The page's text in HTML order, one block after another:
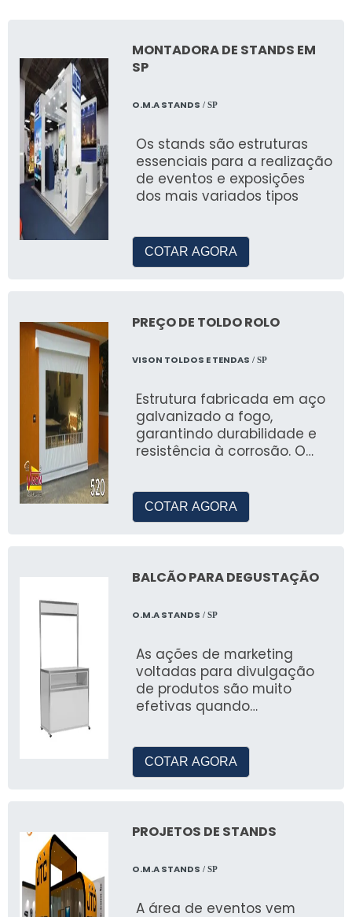
MONTADORA DE STANDS EM
SP
O.M.A STANDS / SP
Os stands são estruturas
essenciais para a realização
de eventos e exposições
dos mais variados tipos
COTAR AGORA
PREÇO DE TOLDO ROLO
VISON TOLDOS E TENDAS / SP
Estrutura fabricada em aço
galvanizado a fogo,
garantindo durabilidade e
resistência à corrosão. O
superior ao esmalte
sintético, proporcionando
pintura eletrostática.
Trabalhamos com lonas
nacionais e importadas, e
acionamento por manivela
selecionando os melhores
materiais disponíveis no
mercado para garantir a
excelência dos nossos
COTAR AGORA
BALCÃO PARA DEGUSTAÇÃO
O.M.A STANDS / SP
As ações de marketing
voltadas para divulgação
de produtos são muito
efetivas quando
o qual e
COTAR AGORA
PROJETOS DE STANDS
O.M.A STANDS / SP
A área de eventos vem